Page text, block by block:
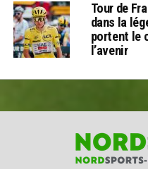
Tour de
dans la
portent le
l’avenir